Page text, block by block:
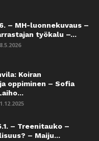
– MH-luonnekuvaus –
työkalu –...
Koiran
oppiminen – Sofia
– Treenitauko –
– Maiju...